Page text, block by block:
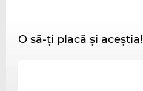
O să-ți placă și aceștia!